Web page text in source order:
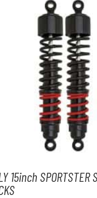
15inch SPORTSTER